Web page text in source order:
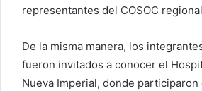
representantes del COSOC
De la misma manera, los
fueron invitados a conocer el
Nueva Imperial, donde participaron